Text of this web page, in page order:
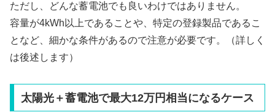
ただし、どんな蓄電池でも良いわけではありません。
容量が4kWh以上であることや、特定の登録製品であるこ
となど、細かな条件があるので注意が必要です。（詳しく
は後述します）
太陽光＋蓄電池で最大12万円相当になるケース